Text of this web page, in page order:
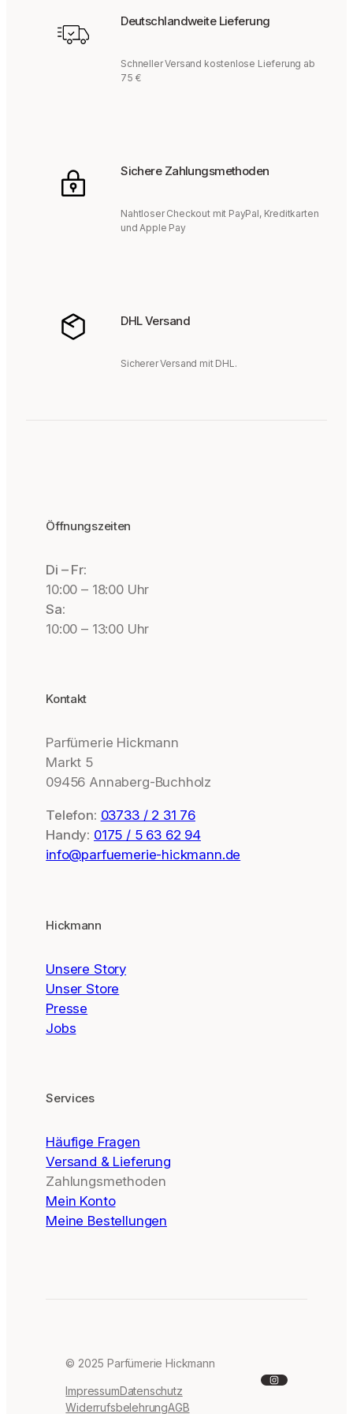
Deutschlandweite Lieferung
Schneller Versand kostenlose Lieferung ab
75 €
Sichere Zahlungsmethoden
Nahtloser Checkout mit PayPal, Kreditkarten
und Apple Pay
DHL Versand
Sicherer Versand mit DHL.
Öffnungszeiten
Di – Fr:
10:00 – 18:00 Uhr
Sa:
10:00 – 13:00 Uhr
Kontakt
Parfümerie Hickmann
Markt 5
09456 Annaberg-Buchholz
Telefon: 03733 / 2 31 76
Handy: 0175 / 5 63 62 94
info@parfuemerie-hickmann.de
Hickmann
Unsere Story
Unser Store
Presse
Jobs
Services
Häufige Fragen
Versand & Lieferung
Zahlungsmethoden
Mein Konto
Meine Bestellungen
© 2025 Parfümerie Hickmann
ImpressumDatenschutz
WiderrufsbelehrungAGB
Instagram